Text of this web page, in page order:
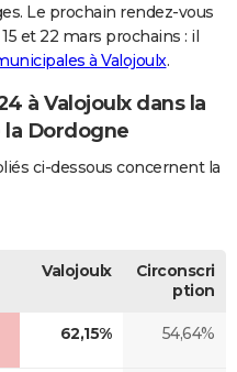
Le prochain rendez-vous
et 22 mars prochains : il
à Valojoulx.
à Valojoulx dans la
Dordogne
ci-dessous concernent la
Valojoulx
Circonscri
ption
62,15% 54,64%